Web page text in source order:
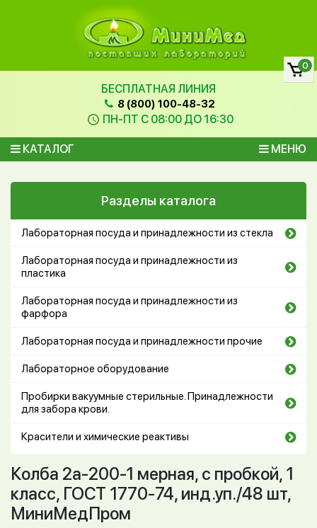
БЕСПЛАТНАЯ ЛИНИЯ
8 (800) 100-48-32
ПН-ПТ С 08:00 ДО 16:30
КАТАЛОГ МЕНЮ
0
Разделы каталога
Лабораторная посуда и принадлежности из стекла
Лабораторная посуда и принадлежности из
пластика
Лабораторная посуда и принадлежности из
фарфора
Лабораторная посуда и принадлежности прочие
Лабораторное оборудование
Пробирки вакуумные стерильные. Принадлежности
для забора крови.
Красители и химические реактивы
Колба 2а-200-1 мерная, с пробкой, 1
класс, ГОСТ 1770-74, инд.уп./48 шт,
МиниМедПром